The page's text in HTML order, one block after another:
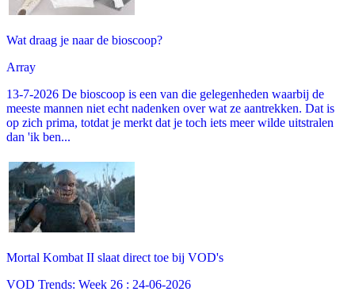
Wat draag je naar de bioscoop?
Array
13-7-2026 De bioscoop is een van die gelegenheden waarbij de
meeste mannen niet echt nadenken over wat ze aantrekken. Dat is
op zich prima, totdat je merkt dat je toch iets meer wilde uitstralen
dan 'ik ben...
Mortal Kombat II slaat direct toe bij VOD's
VOD Trends: Week 26 : 24-06-2026